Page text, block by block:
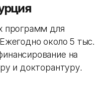
программ для
около 5 тыс.
на
и докторантуру.